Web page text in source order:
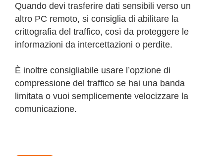
Quando devi trasferire dati sensibili verso un
altro PC remoto, si consiglia di abilitare la
crittografia del traffico, così da proteggere le
informazioni da intercettazioni o perdite.
È inoltre consigliabile usare l’opzione di
compressione del traffico se hai una banda
limitata o vuoi semplicemente velocizzare la
comunicazione.